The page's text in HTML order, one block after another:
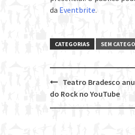
da Eventbrite.
CATEGORIAS SEM
Post
navigation
Teatro Bradesco
do Rock no YouTube